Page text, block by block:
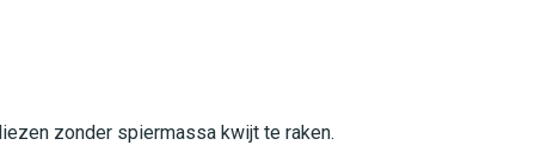
zonder spiermassa kwijt te raken.